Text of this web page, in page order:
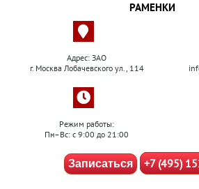
РАМЕНКИ
Адрес: ЗАО
г. Москва Лобачевского ул., 114
Режим работы:
Пн–Вс: с 9:00 до 21:00
Записаться +7 (495)